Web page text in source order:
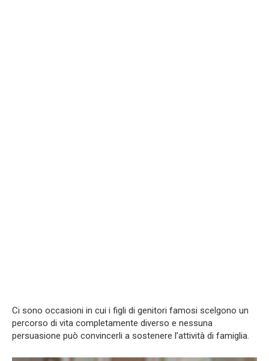
Ci sono occasioni in cui i figli di genitori famosi scelgono un
percorso di vita completamente diverso e nessuna
persuasione può convincerli a sostenere l’attività di famiglia.